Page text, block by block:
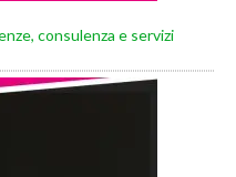
consulenza e servizi